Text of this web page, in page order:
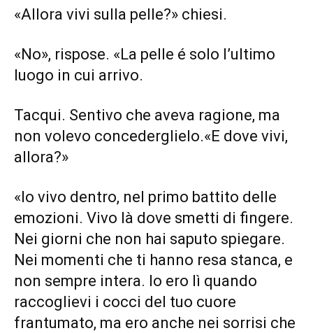
«Allora vivi sulla pelle?» chiesi.
«No», rispose. «La pelle é solo l’ultimo
luogo in cui arrivo.
Tacqui. Sentivo che aveva ragione, ma
non volevo concederglielo.«E dove vivi,
allora?»
«Io vivo dentro, nel primo battito delle
emozioni. Vivo là dove smetti di fingere.
Nei giorni che non hai saputo spiegare.
Nei momenti che ti hanno resa stanca, e
non sempre intera. Io ero lì quando
raccoglievi i cocci del tuo cuore
frantumato, ma ero anche nei sorrisi che